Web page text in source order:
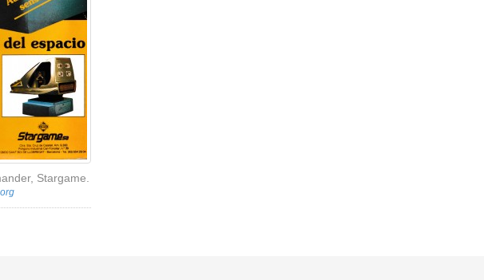
Stargame.